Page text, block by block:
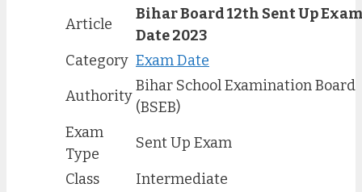
Article
Bihar Board 12th Sent Up
Date 2023
Category Exam Date
Authority
Bihar School Examination Board
(BSEB)
Exam
Type
Sent Up Exam
Class
Intermediate